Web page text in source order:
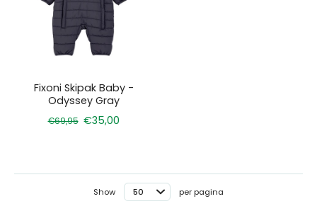
Fixoni Skipak Baby -
Odyssey Gray
€69,95 €35,00
Show per pagina